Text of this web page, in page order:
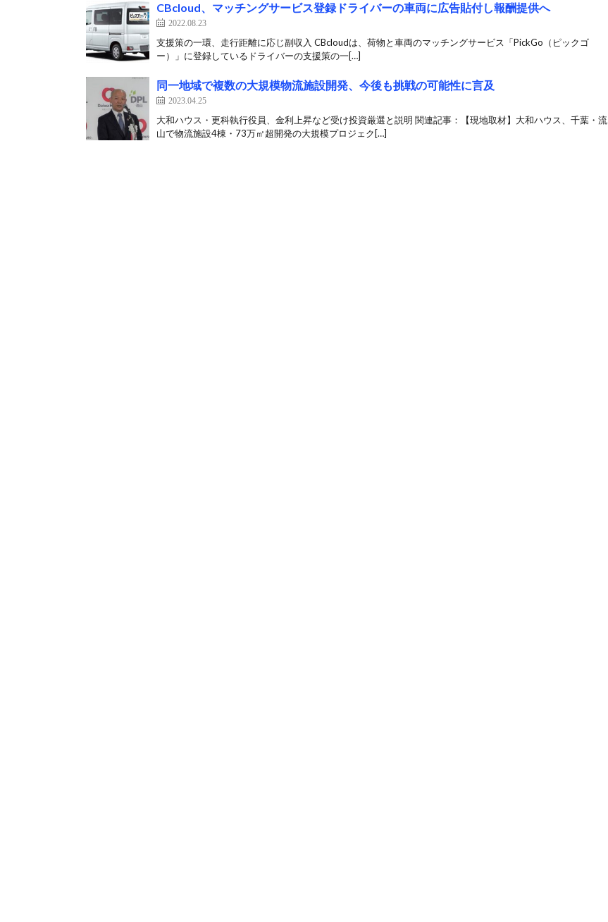
CBcloud、マッチングサービス登録ドライバーの車両に広告貼付し報酬提供へ
2022.08.23
支援策の一環、走行距離に応じ副収入 CBcloudは、荷物と車両のマッチングサービス「PickGo（ピックゴ
ー）」に登録しているドライバーの支援策の一[…]
同一地域で複数の大規模物流施設開発、今後も挑戦の可能性に言及
2023.04.25
大和ハウス・更科執行役員、金利上昇など受け投資厳選と説明 関連記事：【現地取材】大和ハウス、千葉・流
山で物流施設4棟・73万㎡超開発の大規模プロジェク[…]